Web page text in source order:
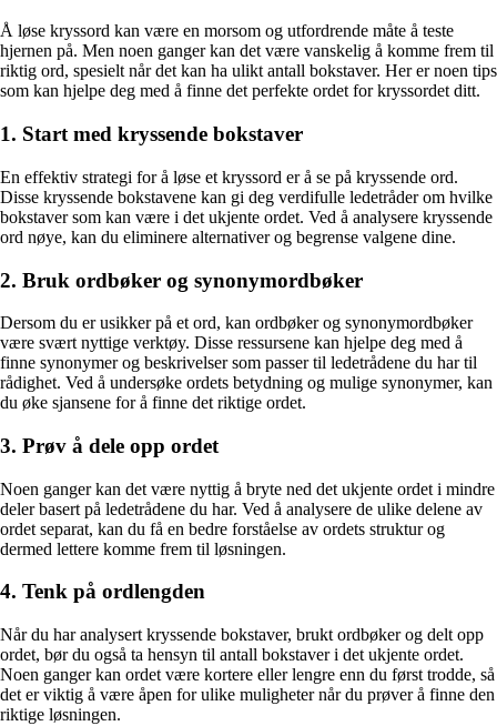
Å løse kryssord kan være en morsom og utfordrende måte å teste
hjernen på. Men noen ganger kan det være vanskelig å komme frem til
riktig ord, spesielt når det kan ha ulikt antall bokstaver. Her er noen tips
som kan hjelpe deg med å finne det perfekte ordet for kryssordet ditt.
1. Start med kryssende bokstaver
En effektiv strategi for å løse et kryssord er å se på kryssende ord.
Disse kryssende bokstavene kan gi deg verdifulle ledetråder om hvilke
bokstaver som kan være i det ukjente ordet. Ved å analysere kryssende
ord nøye, kan du eliminere alternativer og begrense valgene dine.
2. Bruk ordbøker og synonymordbøker
Dersom du er usikker på et ord, kan ordbøker og synonymordbøker
være svært nyttige verktøy. Disse ressursene kan hjelpe deg med å
finne synonymer og beskrivelser som passer til ledetrådene du har til
rådighet. Ved å undersøke ordets betydning og mulige synonymer, kan
du øke sjansene for å finne det riktige ordet.
3. Prøv å dele opp ordet
Noen ganger kan det være nyttig å bryte ned det ukjente ordet i mindre
deler basert på ledetrådene du har. Ved å analysere de ulike delene av
ordet separat, kan du få en bedre forståelse av ordets struktur og
dermed lettere komme frem til løsningen.
4. Tenk på ordlengden
Når du har analysert kryssende bokstaver, brukt ordbøker og delt opp
ordet, bør du også ta hensyn til antall bokstaver i det ukjente ordet.
Noen ganger kan ordet være kortere eller lengre enn du først trodde, så
det er viktig å være åpen for ulike muligheter når du prøver å finne den
riktige løsningen.